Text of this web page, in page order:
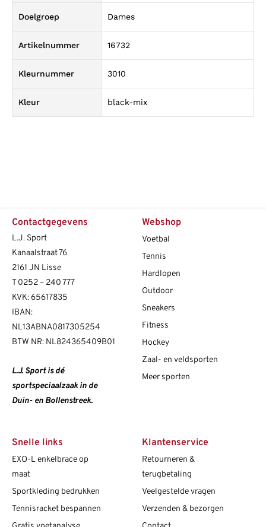
Doelgroep Dames
Artikelnummer 16732
Kleurnummer 3010
Kleur black-mix
Contactgegevens
L.J. Sport
Kanaalstraat 76
2161 JN Lisse
T0252 – 240 777
KVK: 65617835
IBAN:
NL13ABNA0817305254
BTW NR: NL824365409B01
L.J. Sport is dé
sportspeciaalzaak in de
Duin- en Bollenstreek.
Webshop
Voetbal
Tennis
Hardlopen
Outdoor
Sneakers
Fitness
Hockey
Zaal- en veldsporten
Meer sporten
Snelle links
EXO-L enkelbrace op
maat
Sportkleding bedrukken
Tennisracket bespannen
Klantenservice
Retourneren &
terugbetaling
Veelgestelde vragen
Verzenden & bezorgen